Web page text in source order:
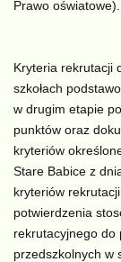
Prawo oświatowe).
Kryteria rekrutacji
szkołach
w drugim etapie
punktów oraz
kryteriów
Stare Babice z
kryteriów
potwierdzenia
rekrutacyjnego do
przedszkolnych w